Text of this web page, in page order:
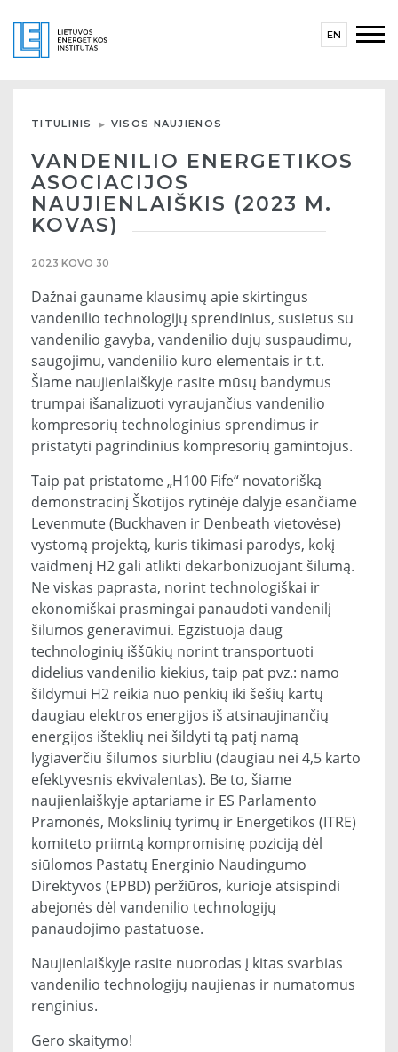
EN
TITULINIS VISOS NAUJIENOS
VANDENILIO ENERGETIKOS
ASOCIACIJOS
NAUJIENLAIŠKIS (2023 M.
KOVAS)
2023 KOVO 30
Dažnai gauname klausimų apie skirtingus
vandenilio technologijų sprendinius, susietus su
vandenilio gavyba, vandenilio dujų suspaudimu,
saugojimu, vandenilio kuro elementais ir t.t.
Šiame naujienlaiškyje rasite mūsų bandymus
trumpai išanalizuoti vyraujančius vandenilio
kompresorių technologinius sprendimus ir
pristatyti pagrindinius kompresorių gamintojus.
Taip pat pristatome „H100 Fife“ novatorišką
demonstracinį Škotijos rytinėje dalyje esančiame
Levenmute (Buckhaven ir Denbeath vietovėse)
vystomą projektą, kuris tikimasi parodys, kokį
vaidmenį H2 gali atlikti dekarbonizuojant šilumą.
Ne viskas paprasta, norint technologiškai ir
ekonomiškai prasmingai panaudoti vandenilį
šilumos generavimui. Egzistuoja daug
technologinių iššūkių norint transportuoti
didelius vandenilio kiekius, taip pat pvz.: namo
šildymui H2 reikia nuo penkių iki šešių kartų
daugiau elektros energijos iš atsinaujinančių
energijos išteklių nei šildyti tą patį namą
lygiaverčiu šilumos siurbliu (daugiau nei 4,5 karto
efektyvesnis ekvivalentas). Be to, šiame
naujienlaiškyje aptariame ir ES Parlamento
Pramonės, Mokslinių tyrimų ir Energetikos (ITRE)
komiteto priimtą kompromisinę poziciją dėl
siūlomos Pastatų Energinio Naudingumo
Direktyvos (EPBD) peržiūros, kurioje atsispindi
abejonės dėl vandenilio technologijų
panaudojimo pastatuose.
Naujienlaiškyje rasite nuorodas į kitas svarbias
vandenilio technologijų naujienas ir numatomus
renginius.
Gero skaitymo!